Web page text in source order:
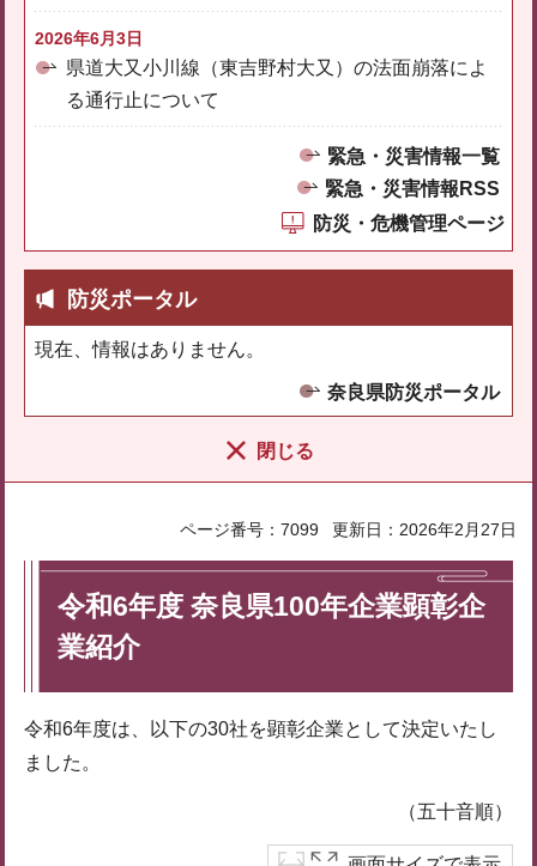
2026年6月3日
県道大又小川線（東吉野村大又）の法面崩落によ
る通行止について
緊急・災害情報一覧
緊急・災害情報RSS
防災・危機管理ページ
防災ポータル
現在、情報はありません。
奈良県防災ポータル
閉じる
ページ番号：7099 更新日：2026年2月27日
令和6年度 奈良県100年企業顕彰企
業紹介
令和6年度は、以下の30社を顕彰企業として決定いたし
ました。
（五十音順）